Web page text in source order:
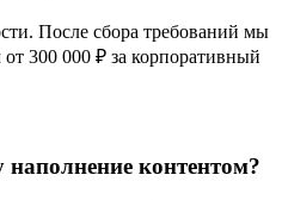
После сбора требований мы
300 000 ₽ за корпоративный
наполнение контентом?